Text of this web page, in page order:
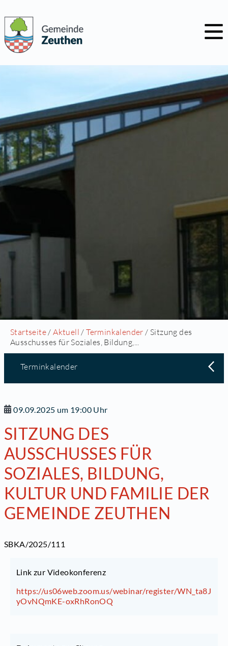
Startseite /Aktuell /Terminkalender / Sitzung des
Ausschusses für Soziales, Bildung,...
Terminkalender
09.09.2025 um 19:00 Uhr
SITZUNG DES
AUSSCHUSSES FÜR
SOZIALES, BILDUNG,
KULTUR UND FAMILIE DER
GEMEINDE ZEUTHEN
SBKA/2025/111
Link zur Videokonferenz
https://us06web.zoom.us/webinar/register/WN_ta8J
yOvNQmKE-oxRhRonOQ